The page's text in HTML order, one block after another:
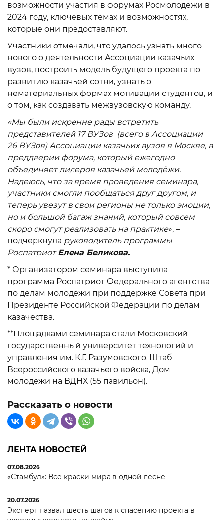
возможности участия в форумах Росмолодежи в
2024 году, ключевых темах и возможностях,
которые они предоставляют.
Участники отмечали, что удалось узнать много
нового о деятельности Ассоциации казачьих
вузов, построить модель будущего проекта по
развитию казачьей сотни, узнать о
нематериальных формах мотивации студентов, и
о том, как создавать межвузовскую команду.
«Мы были искренне рады встретить
представителей 17 ВУЗов (всего в Ассоциации
26 ВУЗов) Ассоциации казачьих вузов в Москве, в
преддверии форума, который ежегодно
объединяет лидеров казачьей молодёжи.
Надеюсь, что за время проведения семинара,
участники смогли пообщаться друг другом, и
теперь увезут в свои регионы не только эмоции,
но и большой багаж знаний, который совсем
скоро смогут реализовать на практике», –
подчеркнула руководитель программы
РоспатриотЕлена Беликова.
* Организатором семинара выступила
программа Роспатриот Федерального агентства
по делам молодёжи при поддержке Совета при
Президенте Российской Федерации по делам
казачества.
**Площадками семинара стали Московский
государственный университет технологий и
управления им. К.Г. Разумовского, Штаб
Всероссийского казачьего войска, Дом
молодежи на ВДНХ (55 павильон).
Рассказать о новости
ЛЕНТА НОВОСТЕЙ
07.08.2026
«Стамбул»: Все краски мира в одной песне
20.07.2026
Эксперт назвал шесть шагов к спасению проекта в